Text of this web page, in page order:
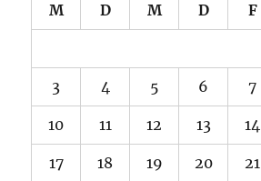
M D M D F
3 4 5 6 7
10 11 12 13 14
17 18 19 20 21